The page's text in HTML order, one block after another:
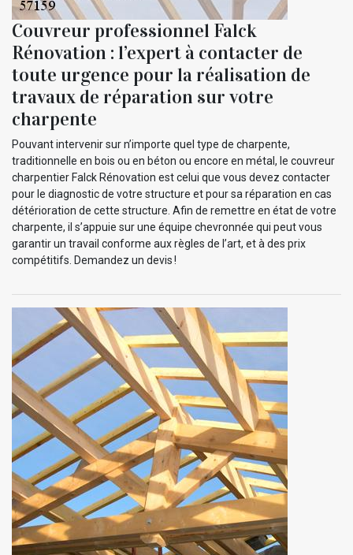
Couvreur professionnel Falck
Rénovation : l’expert à contacter de
toute urgence pour la réalisation de
travaux de réparation sur votre
charpente
Pouvant intervenir sur n’importe quel type de charpente,
traditionnelle en bois ou en béton ou encore en métal, le couvreur
charpentier Falck Rénovation est celui que vous devez contacter
pour le diagnostic de votre structure et pour sa réparation en cas
détérioration de cette structure. Afin de remettre en état de votre
charpente, il s’appuie sur une équipe chevronnée qui peut vous
garantir un travail conforme aux règles de l’art, et à des prix
compétitifs. Demandez un devis !